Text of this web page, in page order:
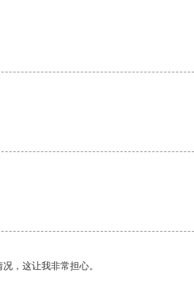
，这让我非常担心。